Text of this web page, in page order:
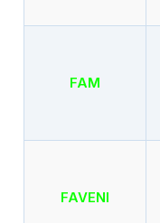
FAM
FAVENI